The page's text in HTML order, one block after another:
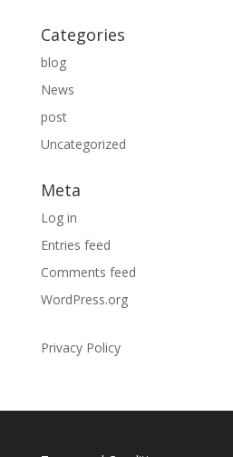
Categories
blog
News
post
Uncategorized
Meta
Log in
Entries feed
Comments feed
WordPress.org
Privacy Policy